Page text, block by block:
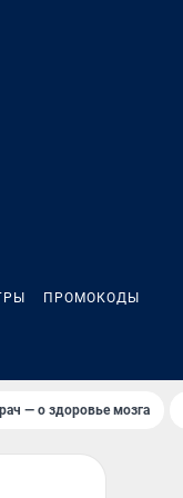
ПРОМОКОДЫ
— о здоровье мозга